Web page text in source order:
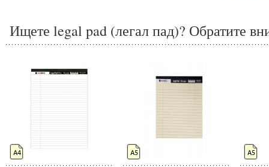
Ищете legal pad (легал пад)? Обратите
А4 А5 А5